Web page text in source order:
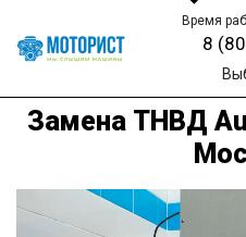
Время
8
Замена ТНВД